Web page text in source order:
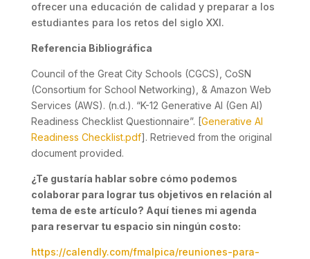
ofrecer una educación de calidad y preparar a los
estudiantes para los retos del siglo XXI.
Referencia Bibliográfica
Council of the Great City Schools (CGCS), CoSN
(Consortium for School Networking), & Amazon Web
Services (AWS). (n.d.). “K-12 Generative AI (Gen AI)
Readiness Checklist Questionnaire”. [ Generative AI
Readiness Checklist.pdf]. Retrieved from the original
document provided.
¿Te gustaría hablar sobre cómo podemos
colaborar para lograr tus objetivos en relación al
tema de este artículo? Aquí tienes mi agenda
para reservar tu espacio sin ningún costo:
https://calendly.com/fmalpica/reuniones-para-